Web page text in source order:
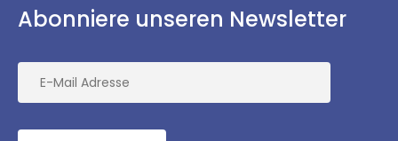
Abonniere unseren Newsletter